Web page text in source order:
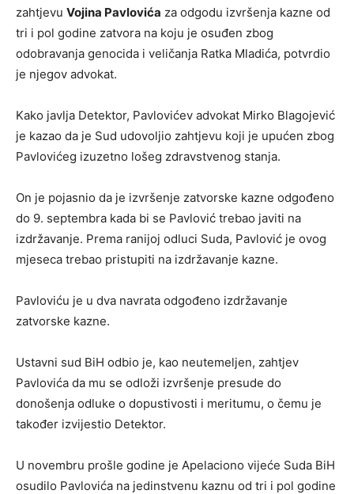
zahtjevu Vojina Pavlovića za odgodu izvršenja kazne od
tri i pol godine zatvora na koju je osuđen zbog
odobravanja genocida i veličanja Ratka Mladića, potvrdio
je njegov advokat.
Kako javlja Detektor, Pavlovićev advokat Mirko Blagojević
je kazao da je Sud udovoljio zahtjevu koji je upućen zbog
Pavlovićeg izuzetno lošeg zdravstvenog stanja.
On je pojasnio da je izvršenje zatvorske kazne odgođeno
do 9. septembra kada bi se Pavlović trebao javiti na
izdržavanje. Prema ranijoj odluci Suda, Pavlović je ovog
mjeseca trebao pristupiti na izdržavanje kazne.
Pavloviću je u dva navrata odgođeno izdržavanje
zatvorske kazne.
Ustavni sud BiH odbio je, kao neutemeljen, zahtjev
Pavlovića da mu se odloži izvršenje presude do
donošenja odluke o dopustivosti i meritumu, o čemu je
također izvijestio Detektor.
U novembru prošle godine je Apelaciono vijeće Suda BiH
osudilo Pavlovića na jedinstvenu kaznu od tri i pol godine